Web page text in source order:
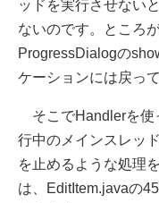
ッドを実行させない
ないのです。ところ
ProgressDialogの
ケーションには戻っ
そこでHandlerを使
行中のメインスレッ
を止めるような処理
は、EditItem.javaの